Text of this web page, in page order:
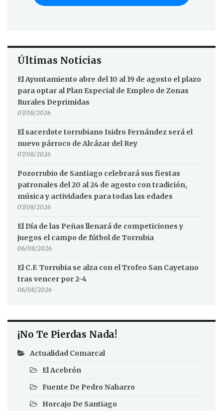
Últimas Noticias
El Ayuntamiento abre del 10 al 19 de agosto el plazo
para optar al Plan Especial de Empleo de Zonas
Rurales Deprimidas
07/08/2026
El sacerdote torrubiano Isidro Fernández será el
nuevo párroco de Alcázar del Rey
07/08/2026
Pozorrubio de Santiago celebrará sus fiestas
patronales del 20 al 24 de agosto con tradición,
música y actividades para todas las edades
07/08/2026
El Día de las Peñas llenará de competiciones y
juegos el campo de fútbol de Torrubia
06/08/2026
El C.F. Torrubia se alza con el Trofeo San Cayetano
tras vencer por 2-4
06/08/2026
¡No Te Pierdas Nada!
Actualidad Comarcal
El Acebrón
Fuente De Pedro Naharro
Horcajo De Santiago